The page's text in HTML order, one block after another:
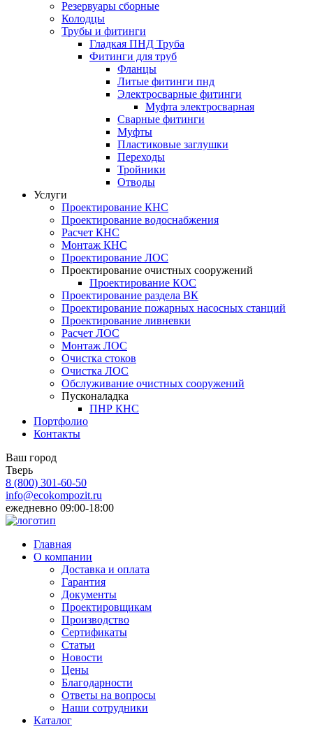
Резервуары сборные
Колодцы
Трубы и фитинги
Гладкая ПНД Труба
Фитинги для труб
Фланцы
Литые фитинги пнд
Электросварные фитинги
Муфта электросварная
Сварные фитинги
Муфты
Пластиковые заглушки
Переходы
Тройники
Отводы
Услуги
Проектирование КНС
Проектирование водоснабжения
Расчет КНС
Монтаж КНС
Проектирование ЛОС
Проектирование очистных сооружений
Проектирование КОС
Проектирование раздела ВК
Проектирование пожарных насосных станций
Проектирование ливневки
Расчет ЛОС
Монтаж ЛОС
Очистка стоков
Очистка ЛОС
Обслуживание очистных сооружений
Пусконаладка
ПНР КНС
Портфолио
Контакты
Ваш город
Тверь
8 (800) 301-60-50
info@ecokompozit.ru
ежедневно 09:00-18:00
Главная
О компании
Доставка и оплата
Гарантия
Документы
Проектировщикам
Производство
Сертификаты
Статьи
Новости
Цены
Благодарности
Ответы на вопросы
Наши сотрудники
Каталог